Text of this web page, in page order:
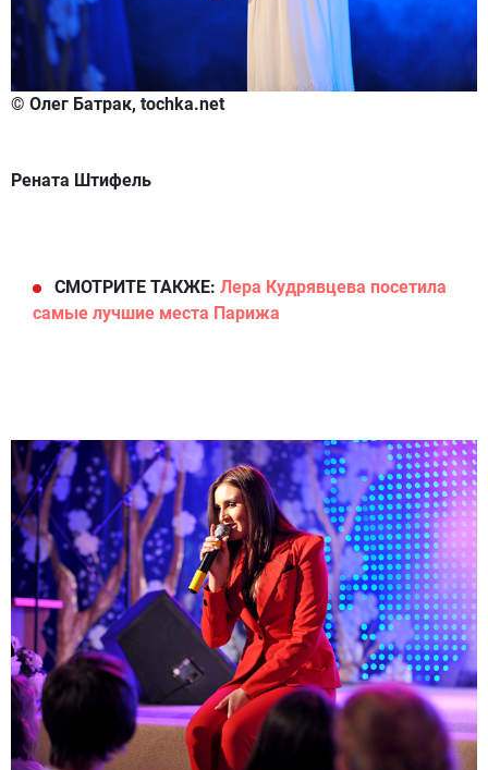
© Олег Батрак, tochka.net
Рената Штифель
СМОТРИТЕ ТАКЖЕ: Лера Кудрявцева посетила
самые лучшие места Парижа